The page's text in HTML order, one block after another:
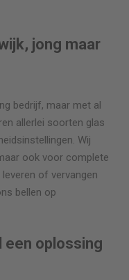
jong maar
bedrijf, maar met al
allerlei soorten glas
Wij
ook voor complete
of vervangen
bellen op
een oplossing